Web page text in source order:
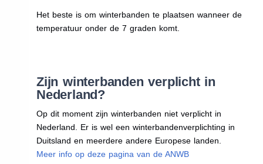
Het beste is om winterbanden te plaatsen wanneer de
temperatuur onder de 7 graden komt.
Zijn winterbanden verplicht in
Nederland?
Op dit moment zijn winterbanden niet verplicht in
Nederland. Er is wel een winterbandenverplichting in
Duitsland en meerdere andere Europese landen.
Meer info op deze pagina van de ANWB